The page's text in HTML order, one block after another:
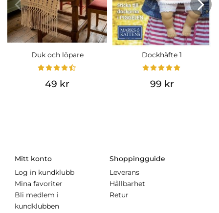
Duk och löpare
49 kr
Dockhäfte 1
99 kr
Mitt konto
Log in kundklubb
Mina favoriter
Bli medlem i
kundklubben
Shoppingguide
Leverans
Hållbarhet
Retur